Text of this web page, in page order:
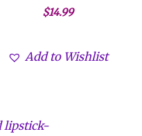
Valorado con
$14.99
Add to Wishlist